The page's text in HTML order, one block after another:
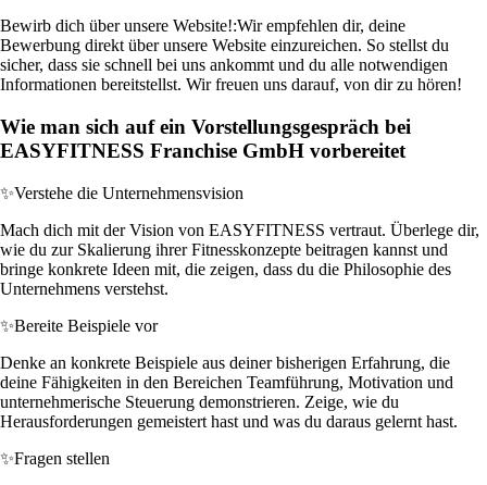
Bewirb dich über unsere Website!:Wir empfehlen dir, deine
Bewerbung direkt über unsere Website einzureichen. So stellst du
sicher, dass sie schnell bei uns ankommt und du alle notwendigen
Informationen bereitstellst. Wir freuen uns darauf, von dir zu hören!
Wie man sich auf ein Vorstellungsgespräch bei
EASYFITNESS Franchise GmbH vorbereitet
✨Verstehe die Unternehmensvision
Mach dich mit der Vision von EASYFITNESS vertraut. Überlege dir,
wie du zur Skalierung ihrer Fitnesskonzepte beitragen kannst und
bringe konkrete Ideen mit, die zeigen, dass du die Philosophie des
Unternehmens verstehst.
✨Bereite Beispiele vor
Denke an konkrete Beispiele aus deiner bisherigen Erfahrung, die
deine Fähigkeiten in den Bereichen Teamführung, Motivation und
unternehmerische Steuerung demonstrieren. Zeige, wie du
Herausforderungen gemeistert hast und was du daraus gelernt hast.
✨Fragen stellen